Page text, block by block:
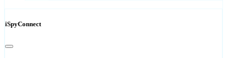
iSpyConnect